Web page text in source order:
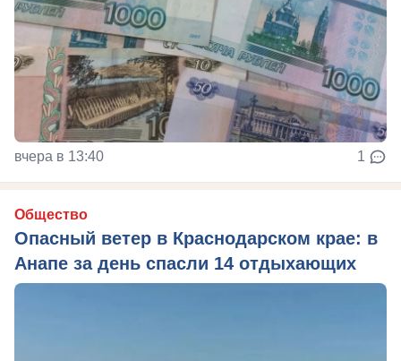
вчера в 13:40 1
Общество
Опасный ветер в Краснодарском крае: в
Анапе за день спасли 14 отдыхающих